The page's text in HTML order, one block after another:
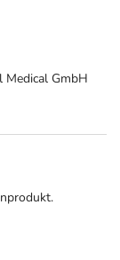
Medical GmbH